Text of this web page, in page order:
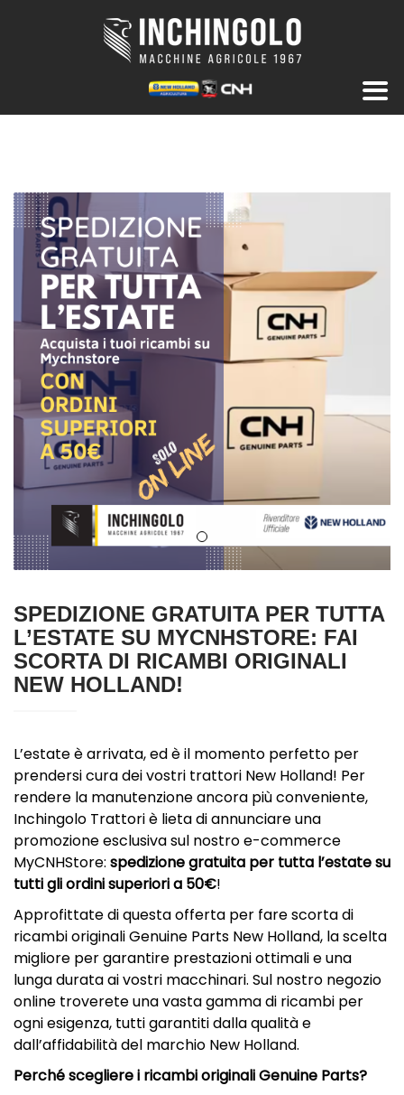
SPEDIZIONE GRATUITA PER TUTTA
L’ESTATE SU MYCNHSTORE: FAI
SCORTA DI RICAMBI ORIGINALI
NEW HOLLAND!
L’estate è arrivata, ed è il momento perfetto per
prendersi cura dei vostri trattori New Holland! Per
rendere la manutenzione ancora più conveniente,
Inchingolo Trattori è lieta di annunciare una
promozione esclusiva sul nostro e-commerce
MyCNHStore: spedizione gratuita per tutta l’estate su
tutti gli ordini superiori a 50€!
Approfittate di questa offerta per fare scorta di
ricambi originali Genuine Parts New Holland, la scelta
migliore per garantire prestazioni ottimali e una
lunga durata ai vostri macchinari. Sul nostro negozio
online troverete una vasta gamma di ricambi per
ogni esigenza, tutti garantiti dalla qualità e
dall’affidabilità del marchio New Holland.
Perché scegliere i ricambi originali Genuine Parts?